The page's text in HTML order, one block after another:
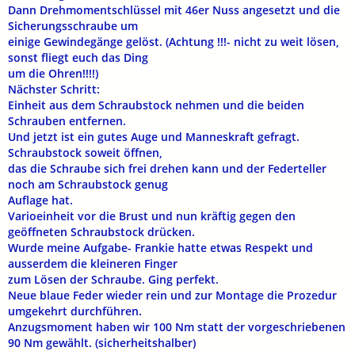
Dann Drehmomentschlüssel mit 46er Nuss angesetzt und die
Sicherungsschraube um
einige Gewindegänge gelöst. (Achtung !!!- nicht zu weit lösen,
sonst fliegt euch das Ding
um die Ohren!!!!)
Nächster Schritt:
Einheit aus dem Schraubstock nehmen und die beiden
Schrauben entfernen.
Und jetzt ist ein gutes Auge und Manneskraft gefragt.
Schraubstock soweit öffnen,
das die Schraube sich frei drehen kann und der Federteller
noch am Schraubstock genug
Auflage hat.
Varioeinheit vor die Brust und nun kräftig gegen den
geöffneten Schraubstock drücken.
Wurde meine Aufgabe- Frankie hatte etwas Respekt und
ausserdem die kleineren Finger
zum Lösen der Schraube. Ging perfekt.
Neue blaue Feder wieder rein und zur Montage die Prozedur
umgekehrt durchführen.
Anzugsmoment haben wir 100 Nm statt der vorgeschriebenen
90 Nm gewählt. (sicherheitshalber)